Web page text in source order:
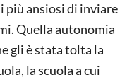
più ansiosi di inviare
Quella autonomia
gli è stata tolta la
la scuola a cui